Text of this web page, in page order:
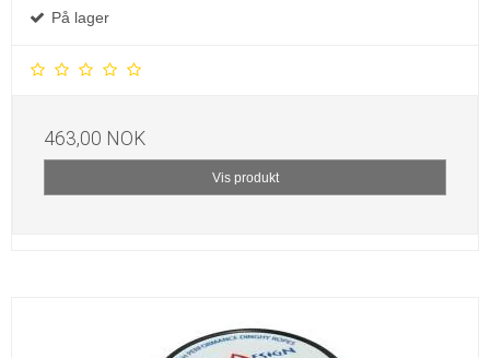
På lager
463,00 NOK
Vis produkt